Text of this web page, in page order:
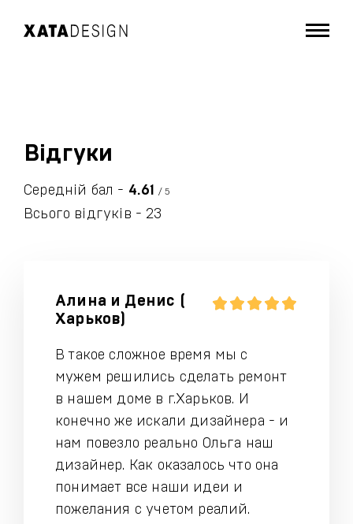
Відгуки
Середній бал - 4.61 / 5
Всього відгуків - 23
Алина и Денис (
Харьков)
В такое сложное время мы с
мужем решились сделать ремонт
в нашем доме в г.Харьков. И
конечно же искали дизайнера - и
нам повезло реально Ольга наш
дизайнер. Как оказалось что она
понимает все наши идеи и
пожелания с учетом реалий.